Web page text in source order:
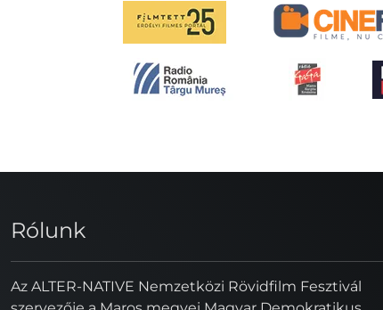
Rólunk
Az ALTER-NATIVE Nemzetközi Rövidfilm Fesztivál